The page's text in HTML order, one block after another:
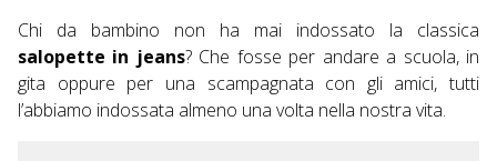
Chi da bambino non ha mai indossato la classica
salopette in jeans? Che fosse per andare a scuola, in
gita oppure per una scampagnata con gli amici, tutti
l’abbiamo indossata almeno una volta nella nostra vita.